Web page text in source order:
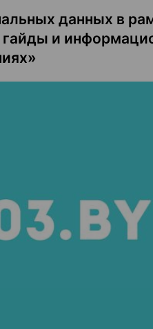
данных в
гайды и